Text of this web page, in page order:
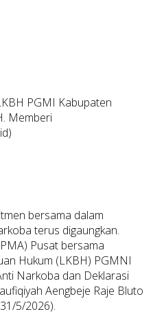
PGMI Kabupaten
Memberi
bersama dalam
terus digaungkan.
Pusat bersama
Hukum (LKBH) PGMNI
Narkoba dan Deklarasi
Aengbeje Raje Bluto
5/2026).